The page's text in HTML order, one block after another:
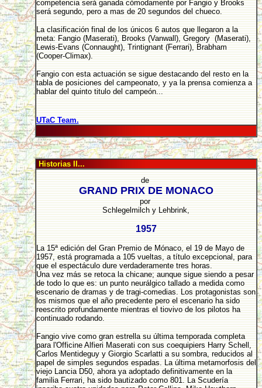
competencia será ganada cómodamente por Fangio y Brooks
será segundo, pero a mas de 20 segundos del chueco.
La clasificación final de los únicos 6 autos que llegaron a la
meta: Fangio (Maserati), Brooks (Vanwall), Gregory (Maserati),
Lewis-Evans (Connaught), Trintignant (Ferrari), Brabham
(Cooper-Climax).
Fangio con esta actuación se sigue destacando del resto en la
tabla de posiciones del campeonato, y ya la prensa comienza a
hablar del quinto titulo del campeón...
UTaC Team.
Historias II...
de
GRAND PRIX DE MONACO
por
Schlegelmilch y Lehbrink,
1957
La 15ª edición del Gran Premio de Mónaco, el 19 de Mayo de
1957, está programada a 105 vueltas, a título excepcional, para
que el espectáculo dure verdaderamente tres horas.
Una vez más se retoca la chicane; aunque sigue siendo a pesar
de todo lo que es: un punto neurálgico tallado a medida como
escenario de dramas y de tragi-comedias. Los protagonistas son
los mismos que el año precedente pero el escenario ha sido
reescrito profundamente mientras el tiovivo de los pilotos ha
continuado rodando.
Fangio vive como gran estrella su última temporada completa
para l'Officine Alfieri Maserati con sus coequipiers Harry Schell,
Carlos Mentideguy y Giorgio Scarlatti a su sombra, reducidos al
papel de simples segundos espadas. La última metamorfosis del
viejo Lancia D50, ahora ya adoptado definitivamente en la
familia Ferrari, ha sido bautizado como 801. La Scudería